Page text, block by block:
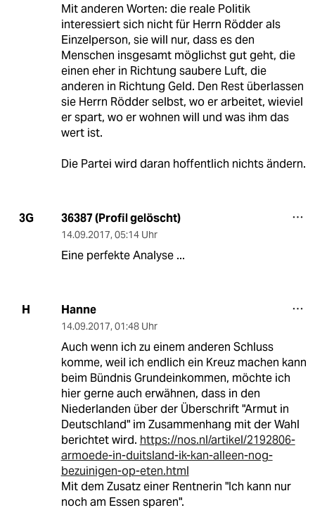
Mit anderen Worten: die reale Politik
interessiert sich nicht für Herrn Rödder als
Einzelperson, sie will nur, dass es den
Menschen insgesamt möglichst gut geht, die
einen eher in Richtung saubere Luft, die
anderen in Richtung Geld. Den Rest überlassen
sie Herrn Rödder selbst, wo er arbeitet, wieviel
er spart, wo er wohnen will und was ihm das
wert ist.
Die Partei wird daran hoffentlich nichts ändern.
3G 36387 (Profil gelöscht)
14.09.2017, 05:14 Uhr
Eine perfekte Analyse ...
H Hanne
14.09.2017, 01:48 Uhr
Auch wenn ich zu einem anderen Schluss
komme, weil ich endlich ein Kreuz machen kann
beim Bündnis Grundeinkommen, möchte ich
hier gerne auch erwähnen, dass in den
Niederlanden über der Überschrift "Armut in
Deutschland" im Zusammenhang mit der Wahl
berichtet wird. https://nos.nl/artikel/2192806-
armoede-in-duitsland-ik-kan-alleen-nog-
bezuinigen-op-eten.html
Mit dem Zusatz einer Rentnerin "Ich kann nur
noch am Essen sparen".